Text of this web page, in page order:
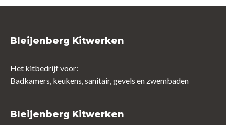
Bleijenberg Kitwerken
Het kitbedrijf voor:
Badkamers, keukens, sanitair, gevels en zwembaden
Bleijenberg Kitwerken